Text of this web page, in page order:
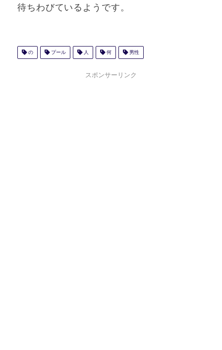
待ちわびているようです。
の プール 人 何 男性
スポンサーリンク